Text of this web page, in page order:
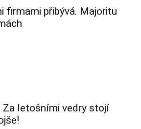
firmami přibývá. Majoritu
Za letošními vedry stojí